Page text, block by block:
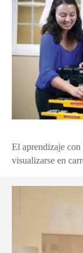
El aprendizaje con
visualizarse en